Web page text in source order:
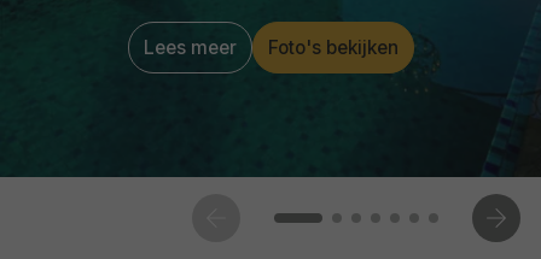
Lees meer Foto's bekijken